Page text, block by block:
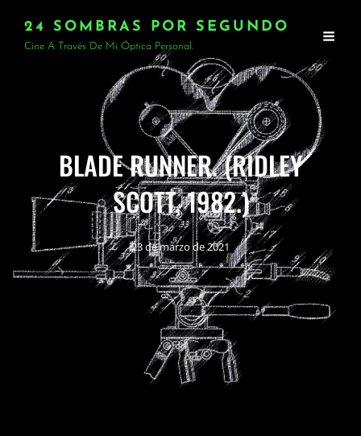
24 SOMBRAS POR SEGUNDO
Cine A Través De Mi Óptica Personal.
BLADE RUNNER. (RIDLEY
SCOTT, 1982.)
23 de marzo de 2021